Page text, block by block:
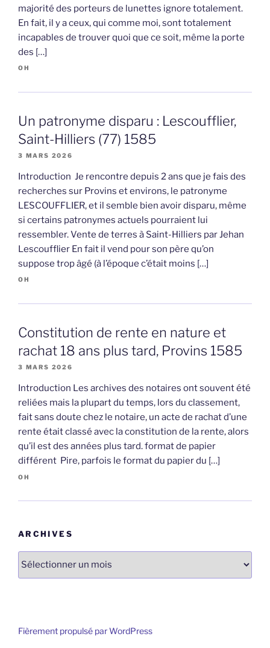
majorité des porteurs de lunettes ignore totalement.
En fait, il y a ceux, qui comme moi, sont totalement
incapables de trouver quoi que ce soit, même la porte
des […]
OH
Un patronyme disparu : Lescoufflier,
Saint-Hilliers (77) 1585
3 MARS 2026
Introduction Je rencontre depuis 2 ans que je fais des
recherches sur Provins et environs, le patronyme
LESCOUFFLIER, et il semble bien avoir disparu, même
si certains patronymes actuels pourraient lui
ressembler. Vente de terres à Saint-Hilliers par Jehan
Lescoufflier En fait il vend pour son père qu’on
suppose trop âgé (à l’époque c’était moins […]
OH
Constitution de rente en nature et
rachat 18 ans plus tard, Provins 1585
3 MARS 2026
Introduction Les archives des notaires ont souvent été
reliées mais la plupart du temps, lors du classement,
fait sans doute chez le notaire, un acte de rachat d’une
rente était classé avec la constitution de la rente, alors
qu’il est des années plus tard. format de papier
différent Pire, parfois le format du papier du […]
OH
ARCHIVES
Archives
Fièrement propulsé par WordPress